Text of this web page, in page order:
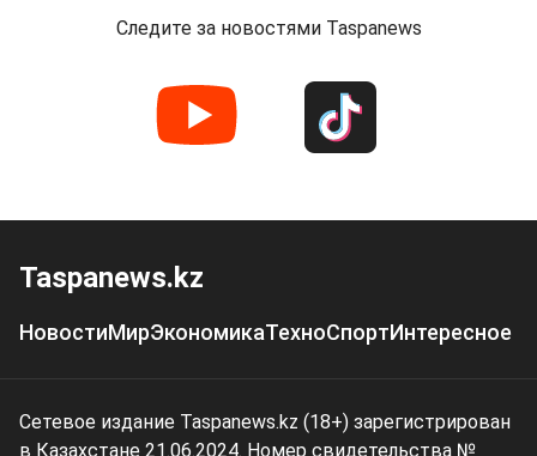
Следите за новостями Taspanews
Taspanews.kz
НовостиМирЭкономикаТехноСпортИнтересное
Сетевое издание Taspanews.kz (18+) зарегистрирован
в Казахстане 21.06.2024. Номер свидетельства №